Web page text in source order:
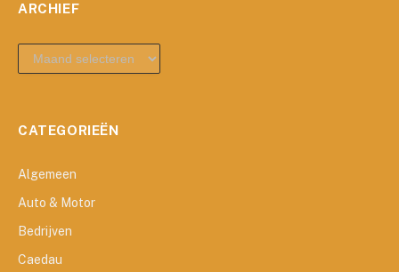
ARCHIEF
archief
CATEGORIEËN
Algemeen
Auto & Motor
Bedrijven
Caedau